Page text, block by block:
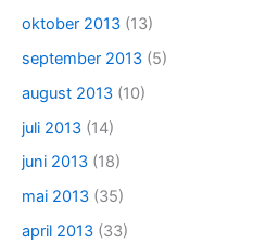
oktober 2013 (13)
september 2013 (5)
august 2013 (10)
juli 2013 (14)
juni 2013 (18)
mai 2013 (35)
april 2013 (33)